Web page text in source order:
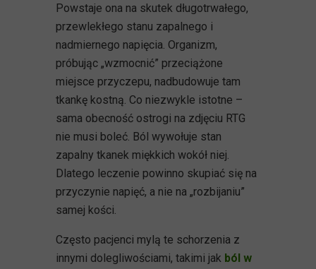
Powstaje ona na skutek długotrwałego,
przewlekłego stanu zapalnego i
nadmiernego napięcia. Organizm,
próbując „wzmocnić” przeciążone
miejsce przyczepu, nadbudowuje tam
tkankę kostną. Co niezwykle istotne –
sama obecność ostrogi na zdjęciu RTG
nie musi boleć. Ból wywołuje stan
zapalny tkanek miękkich wokół niej.
Dlatego leczenie powinno skupiać się na
przyczynie napięć, a nie na „rozbijaniu”
samej kości.
Często pacjenci mylą te schorzenia z
innymi dolegliwościami, takimi jak ból w